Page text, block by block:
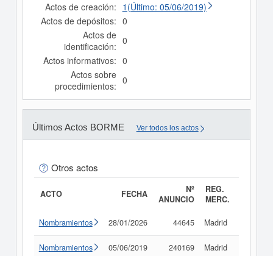
Actos de creación: 1(Último: 05/06/2019)
Actos de depósitos: 0
Actos de
identificación: 0
Actos informativos: 0
Actos sobre
procedimientos: 0
Últimos Actos BORME Ver todos los actos
Otros actos
ACTO FECHA
Nº
ANUNCIO
REG.
MERC.
Nombramientos 28/01/2026 44645 Madrid
Nombramientos 05/06/2019 240169 Madrid